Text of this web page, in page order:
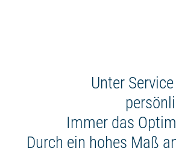
Unter
Immer das
Durch ein hohes Maß